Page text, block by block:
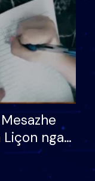
nga
meritoj…